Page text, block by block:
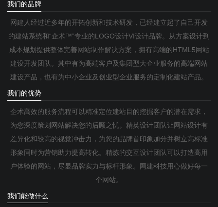
我们的品牌
网建人经过近多年的开拓创新和技术研发，已经建立起了自己开发
的建站系统和“企术™”专业的LOGO设计VI设计品牌。从方案设计到
成本规划提供整体完善网站制作解决方案，拥有高端的HTML5网站
建设开发团队。其中有为高端客户及集团型大企业服务的高端网站
建设产品，也有为中小企业及创业型企业服务的定制化建站产品。
我们的优势
企术高效的服务流程可以精准定位建站目的挖掘客户的潜在需求，
为您深度策划网站解决您的后顾之忧。精英设计团队让网站设计有
差异化和较高的视觉冲击力，为您的品牌首印象加分并树立高标准
形象同时为营销助力提高转化。精炼的交互设计团队可以打造高用
户体验的网站，尽显品牌实力与标杆形象。网建科技用心做好每一
个网站。
我们能做什么